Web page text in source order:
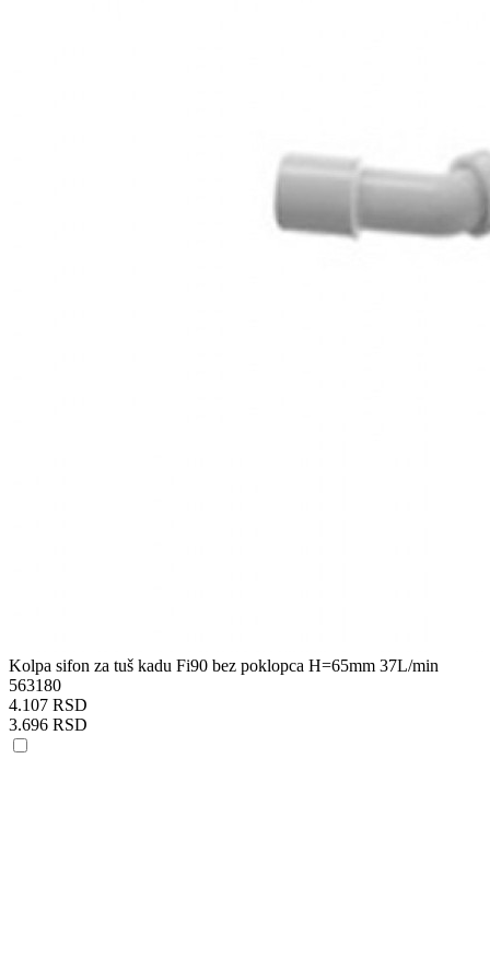
Kolpa sifon za tuš kadu Fi90 bez poklopca H=65mm 37L/min
563180
4.107 RSD
3.696 RSD